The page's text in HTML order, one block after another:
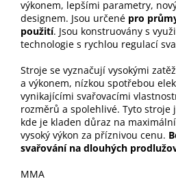
výkonem, lepšími parametry,
designem. Jsou určené pro
použití. Jsou konstruovány s
technologie s rychlou regulací
Stroje se vyznačují vysokými
a výkonem, nízkou spotřebou
vynikajícími svařovacími
rozměrů a spolehlivé. Tyto stroje
kde je kladen důraz na
vysoký výkon za příznivou cenu.
svařování na dlouhých
MMA